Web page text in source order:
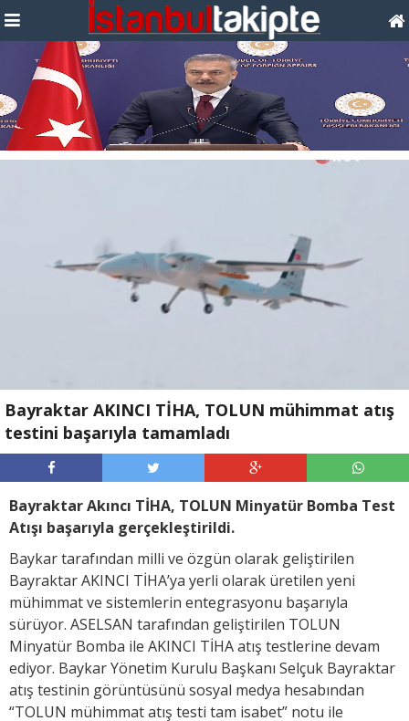
Bayraktar AKINCI TİHA, TOLUN mühimmat atış
testini başarıyla tamamladı
Bayraktar Akıncı TİHA, TOLUN Minyatür Bomba Test
Atışı başarıyla gerçekleştirildi.
Baykar tarafından milli ve özgün olarak geliştirilen
Bayraktar AKINCI TİHA’ya yerli olarak üretilen yeni
mühimmat ve sistemlerin entegrasyonu başarıyla
sürüyor. ASELSAN tarafından geliştirilen TOLUN
Minyatür Bomba ile AKINCI TİHA atış testlerine devam
ediyor. Baykar Yönetim Kurulu Başkanı Selçuk Bayraktar
atış testinin görüntüsünü sosyal medya hesabından
“TOLUN mühimmat atış testi tam isabet” notu ile